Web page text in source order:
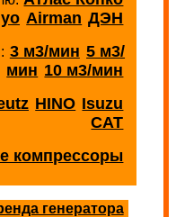
Airman ДЭН
3 м3/мин 5 м3/
мин 10 м3/мин
HINO Isuzu
CAT
компрессоры
генератора